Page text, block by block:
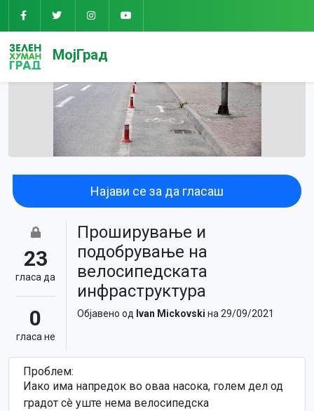
МојГрад
Најави се за да гласаш
23
гласa да
0
гласa не
Проширување и
подобрување на
велосипедската
инфраструктура
Објавено од Ivan Mickovski на 29/09/2021
Проблем:
Иако има напредок во оваа насока, голем дел од
градот сè уште нема велосипедска